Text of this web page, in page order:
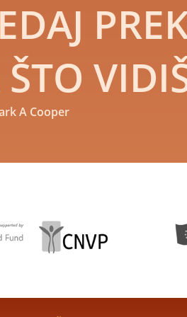
A Cooper